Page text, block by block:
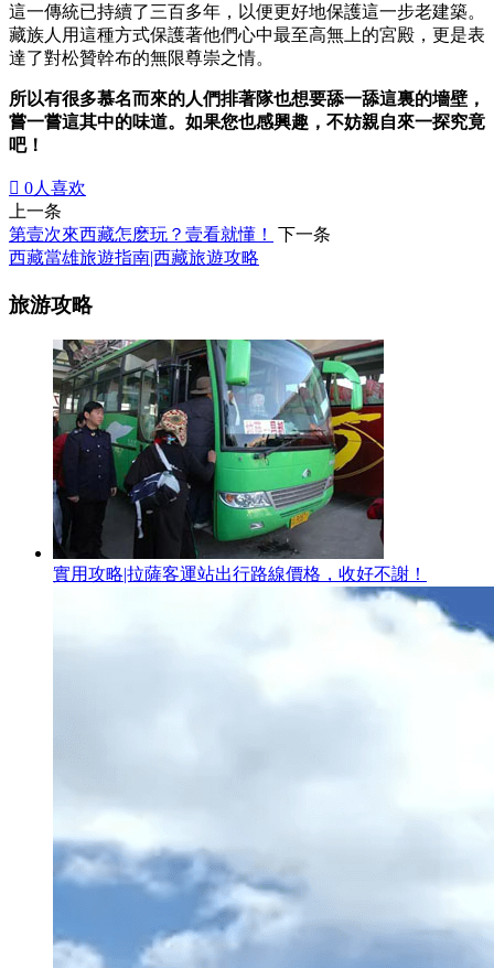
這一傳統已持續了三百多年，以便更好地保護這一步老建築。
藏族人用這種方式保護著他們心中最至高無上的宮殿，更是表
達了對松贊幹布的無限尊崇之情。
所以有很多慕名而來的人們排著隊也想要舔一舔這裏的墻壁，
嘗一嘗這其中的味道。如果您也感興趣，不妨親自來一探究竟
吧！
 0人喜欢
上一条
第壹次來西藏怎麽玩？壹看就懂！
下一条
西藏當雄旅遊指南|西藏旅遊攻略
旅游攻略
實用攻略|拉薩客運站出行路線價格，收好不謝！